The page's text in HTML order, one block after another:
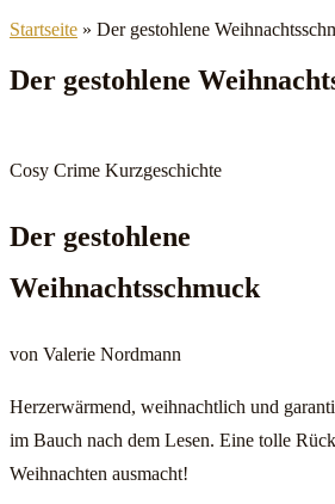
Startseite » Der gestohlene
Der gestohlene
Cosy Crime Kurzgeschichte
Der gestohlene
Weihnachtsschmuck
von Valerie Nordmann
Herzerwärmend, weihnachtlich und
im Bauch nach dem Lesen. Eine tolle
Weihnachten ausmacht!